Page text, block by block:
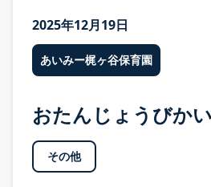
あいみー平間保育園
あいみーBelle新梶ヶ谷保育園
あいみーBelle鹿島田保育園
あいみー梶ヶ谷保育園
2025年12月19日
あいみー梶ヶ谷保育園
おたんじょうびか
その他